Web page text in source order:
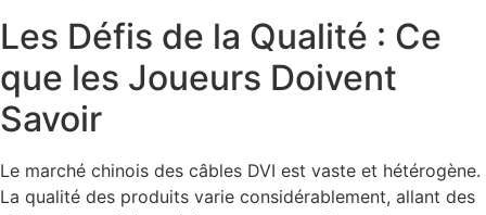
Les Défis de la Qualité : Ce
que les Joueurs Doivent
Savoir
Le marché chinois des câbles DVI est vaste et hétérogène.
La qualité des produits varie considérablement, allant des